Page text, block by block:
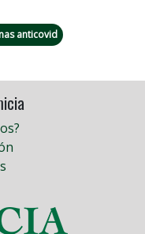
anticovid